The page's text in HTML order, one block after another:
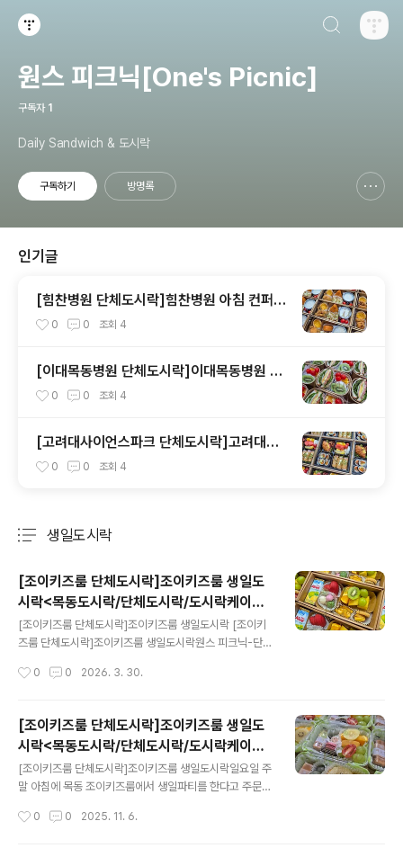
원스 피크닉[One's Picnic]
구독자 1
Daily Sandwich & 도시락
구독하기 방명록
인기글
[힘찬병원 단체도시락]힘찬병원 아침 컨퍼런
스도시락<목동도시락/단체도시락/도시락케
0 0 조회 4
[이대목동병원 단체도시락]이대목동병원 아
침 컨퍼런스도시락<목동도시락/단체도시락/
0 0 조회 4
[고려대사이언스파크 단체도시락]고려대사
이언스파크 아침 컨퍼런스도시락<목동도시
0 0 조회 4
생일도시락
[조이키즈룸 단체도시락]조이키즈룸 생일도
시락<목동도시락/단체도시락/도시락케이터
링:원스피크닉>
[조이키즈룸 단체도시락]조이키즈룸 생일도시락 [조이키
즈룸 단체도시락]조이키즈룸 생일도시락원스 피크닉-단체
0 0 2026. 3. 30.
[조이키즈룸 단체도시락]조이키즈룸 생일도
시락<목동도시락/단체도시락/도시락케이터
링:원스피크닉>
[조이키즈룸 단체도시락]조이키즈룸 생일도시락일요일 주
말 아침에 목동 조이키즈룸에서 생일파티를 한다고 주문하
0 0 2025. 11. 6.